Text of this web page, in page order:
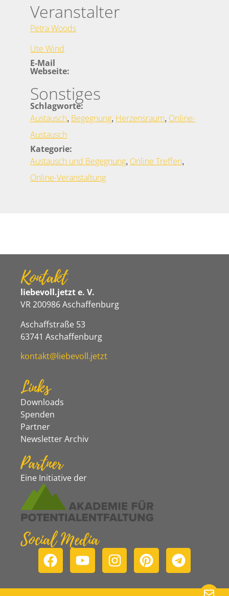
Veranstalter
Petra Woods
Ute Wind
E-Mail
Webseite:
Sonstiges
Schlagworte:
Austausch, Begegnung, Herzensraum, Online-
Austausch
Kategorie:
Austausch und Begegnung, Online Treffen,
Online-Veranstaltung
Kontakt
liebevoll.jetzt e. V.
VR 200986 Aschaffenburg
Aschaffstraße 53
63741 Aschaffenburg
kontakt@liebevoll.jetzt
Links
Downloads
Spenden
Partner
Newsletter Archiv
Partner
Eine Initiative der
Social Media